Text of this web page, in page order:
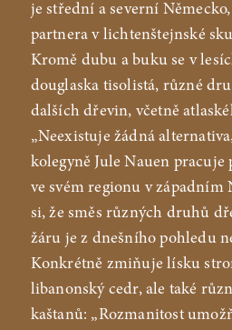
je střední a severní
partnera v lichtenštejnské
Kromě dubu a buku se v
douglaska tisolistá, různé
dalších dřevin, včetně
„Neexistuje žádná
kolegyně Jule Nauen pracuje
ve svém regionu v západním
si, že směs různých druhů
žáru je z dnešního pohledu
Konkrétně zmiňuje lísku
libanonský cedr, ale také
kaštanů: „Rozmanitost